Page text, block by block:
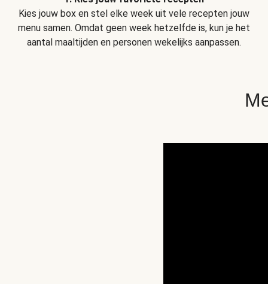
Kies jouw box en stel elke week uit vele recepten jouw
menu samen. Omdat geen week hetzelfde is, kun je het
aantal maaltijden en personen wekelijks aanpassen.